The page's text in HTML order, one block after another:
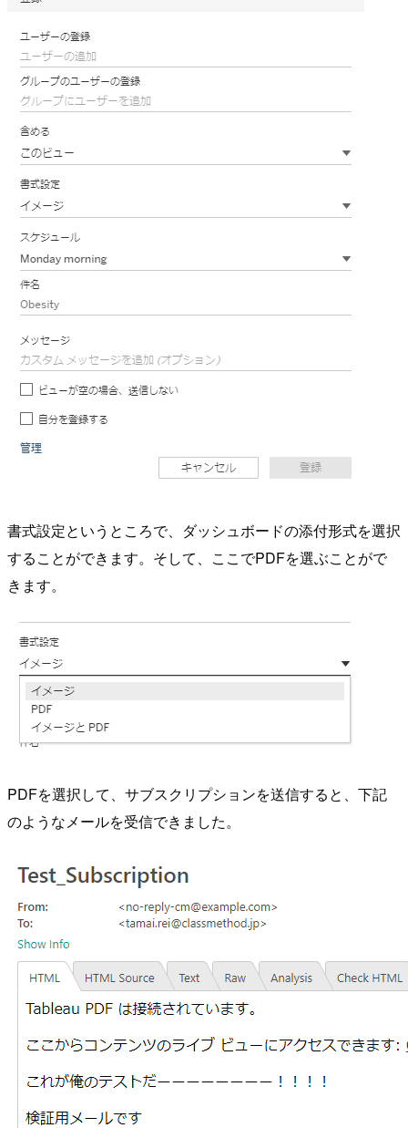
書式設定というところで、ダッシュボードの添付形式を選択
することができます。そして、ここでPDFを選ぶことがで
きます。
PDFを選択して、サブスクリプションを送信すると、下記
のようなメールを受信できました。